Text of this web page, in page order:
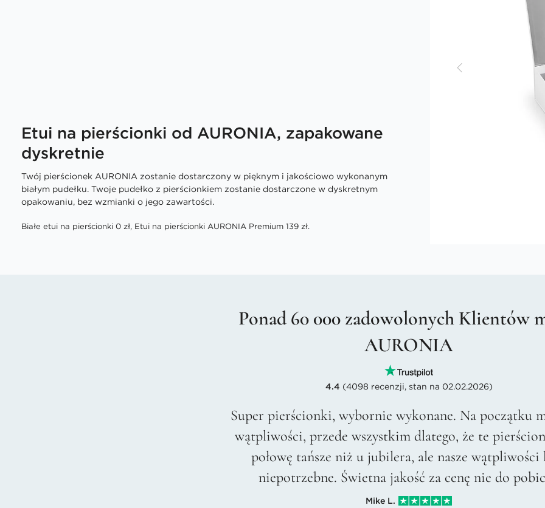
Etui na pierścionki od AURONIA, zapakowane
dyskretnie
Twój pierścionek AURONIA zostanie dostarczony w pięknym i jakościowo wykonanym
białym pudełku. Twoje pudełko z pierścionkiem zostanie dostarczone w dyskretnym
opakowaniu, bez wzmianki o jego zawartości.
Białe etui na pierścionki 0 zł, Etui na pierścionki AURONIA Premium 139 zł.
Ponad 60 000 zadowolonych Klientów
AURONIA
4.4 (4098 recenzji, stan na 02.02.2026)
Super pierścionki, wybornie wykonane. Na początku
wątpliwości, przede wszystkim dlatego, że te
połowę tańsze niż u jubilera, ale nasze wątpliwości
niepotrzebne. Świetna jakość za cenę nie do
Mike L.